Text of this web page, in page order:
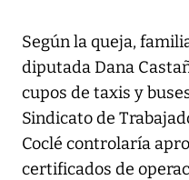
Según la queja,
diputada Dana
cupos de taxis y
Sindicato de
Coclé controlaría
certificados de